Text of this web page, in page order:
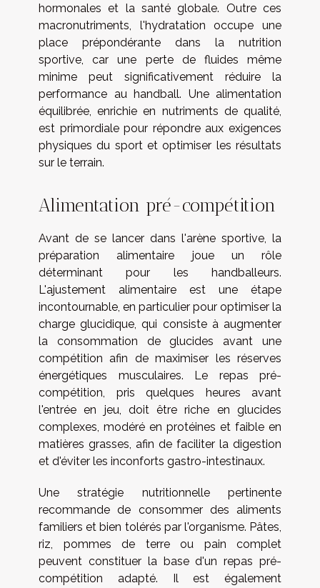
hormonales et la santé globale. Outre ces
macronutriments, l'hydratation occupe une
place prépondérante dans la nutrition
sportive, car une perte de fluides même
minime peut significativement réduire la
performance au handball. Une alimentation
équilibrée, enrichie en nutriments de qualité,
est primordiale pour répondre aux exigences
physiques du sport et optimiser les résultats
sur le terrain.
Alimentation pré-compétition
Avant de se lancer dans l'arène sportive, la
préparation alimentaire joue un rôle
déterminant pour les handballeurs.
L'ajustement alimentaire est une étape
incontournable, en particulier pour optimiser la
charge glucidique, qui consiste à augmenter
la consommation de glucides avant une
compétition afin de maximiser les réserves
énergétiques musculaires. Le repas pré-
compétition, pris quelques heures avant
l'entrée en jeu, doit être riche en glucides
complexes, modéré en protéines et faible en
matières grasses, afin de faciliter la digestion
et d'éviter les inconforts gastro-intestinaux.
Une stratégie nutritionnelle pertinente
recommande de consommer des aliments
familiers et bien tolérés par l'organisme. Pâtes,
riz, pommes de terre ou pain complet
peuvent constituer la base d'un repas pré-
compétition adapté. Il est également